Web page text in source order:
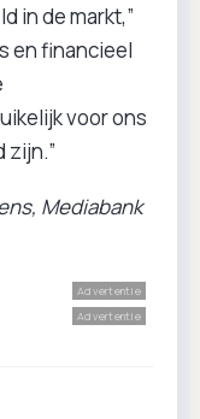
in de markt,”
en financieel
voor ons
zijn.”
Mediabank
Advertentie
Advertentie